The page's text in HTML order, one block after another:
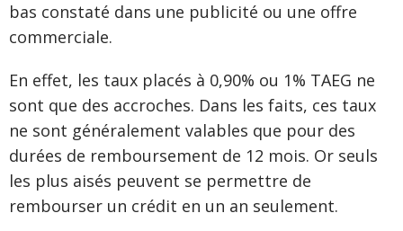
bas constaté dans une publicité ou une offre
commerciale.
En effet, les taux placés à 0,90% ou 1% TAEG ne
sont que des accroches. Dans les faits, ces taux
ne sont généralement valables que pour des
durées de remboursement de 12 mois. Or seuls
les plus aisés peuvent se permettre de
rembourser un crédit en un an seulement.